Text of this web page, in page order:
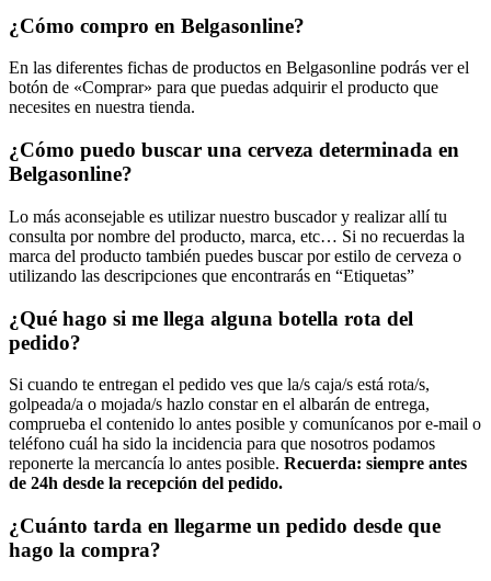
¿Cómo compro en Belgasonline?
En las diferentes fichas de productos en Belgasonline podrás ver el
botón de «Comprar» para que puedas adquirir el producto que
necesites en nuestra tienda.
¿Cómo puedo buscar una cerveza determinada en
Belgasonline?
Lo más aconsejable es utilizar nuestro buscador y realizar allí tu
consulta por nombre del producto, marca, etc… Si no recuerdas la
marca del producto también puedes buscar por estilo de cerveza o
utilizando las descripciones que encontrarás en “Etiquetas”
¿Qué hago si me llega alguna botella rota del
pedido?
Si cuando te entregan el pedido ves que la/s caja/s está rota/s,
golpeada/a o mojada/s hazlo constar en el albarán de entrega,
comprueba el contenido lo antes posible y comunícanos por e-mail o
teléfono cuál ha sido la incidencia para que nosotros podamos
reponerte la mercancía lo antes posible. Recuerda: siempre antes
de 24h desde la recepción del pedido.
¿Cuánto tarda en llegarme un pedido desde que
hago la compra?